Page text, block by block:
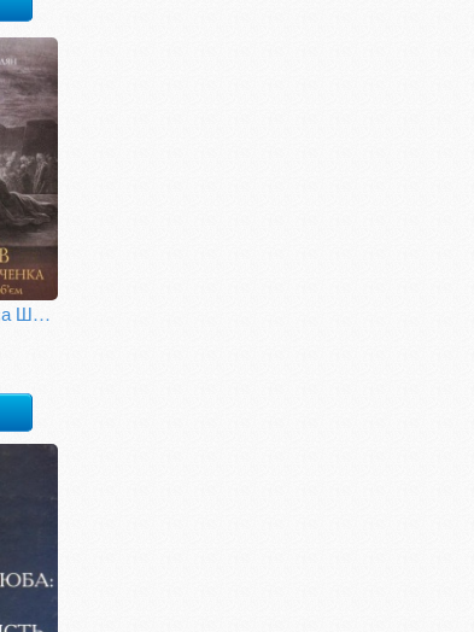
Інтенсив Тараса Шевченка. Герменевтичний об'єм